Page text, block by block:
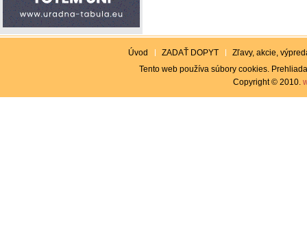
Úvod ZADAŤ DOPYT
Zľavy, akcie,
Tento web používa súbory cookies.
Copyright © 2010.